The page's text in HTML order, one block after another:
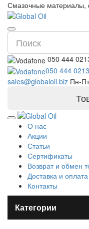
Смазочные материалы,
050 444
050 444 0213
sales@globaloil.biz Пн-
О нас
Акции
Статьи
Сертификаты
Возврат и обмен
Доставка и оплата
Контакты
Категории